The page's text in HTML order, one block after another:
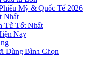
Mỹ & Quốc Tế 2026
Nhất
Tử Tốt Nhất
Nay
Dùng Bình Chọn